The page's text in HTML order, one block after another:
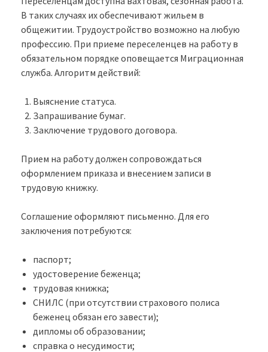
В таких случаях их обеспечивают жильем в
общежитии. Трудоустройство возможно на любую
профессию. При приеме переселенцев на работу в
обязательном порядке оповещается Миграционная
служба. Алгоритм действий:
Выяснение статуса.
Запрашивание бумаг.
Заключение трудового договора.
Прием на работу должен сопровождаться
оформлением приказа и внесением записи в
трудовую книжку.
Соглашение оформляют письменно. Для его
заключения потребуются:
паспорт;
удостоверение беженца;
трудовая книжка;
СНИЛС (при отсутствии страхового полиса
беженец обязан его завести);
дипломы об образовании;
справка о несудимости;